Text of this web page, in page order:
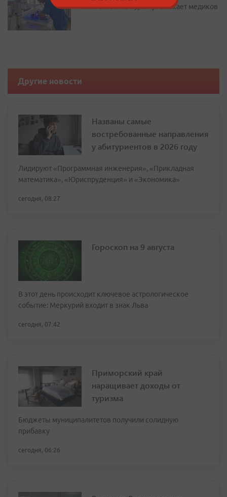
жилье: как Находка привлекает медиков
Другие новости
Названы самые
востребованные направления
у абитуриентов в 2026 году
Лидируют «Программная инженерия», «Прикладная
математика», «Юриспруденция» и «Экономика»
сегодня, 08:27
Гороскоп на 9 августа
В этот день происходит ключевое астрологическое
событие: Меркурий входит в знак Льва
сегодня, 07:42
Приморский край
наращивает доходы от
туризма
Бюджеты муниципалитетов получили солидную
прибавку
сегодня, 06:26